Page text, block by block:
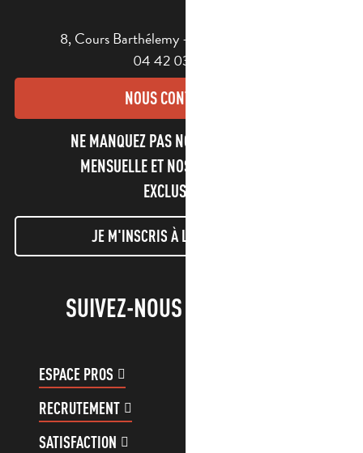
8, Cours Barthélemy - 13400 AUBAGNE
04 42 03 49 98
NOUS CONTACTER
NE MANQUEZ PAS NOTRE NEWSLETTER
MENSUELLE ET NOS INFORMATIONS
EXCLUSIVES !
JE M'INSCRIS À LA NEWSLETTER
SUIVEZ-NOUS !
ESPACE PROS
RECRUTEMENT
SATISFACTION